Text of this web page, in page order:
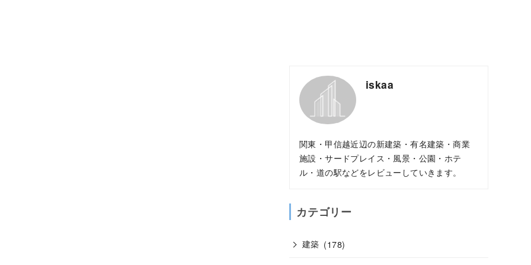
iskaa
関東・甲信越近辺の新建築・有名建築・商業
施設・サードプレイス・風景・公園・ホテ
ル・道の駅などをレビューしていきます。
カテゴリー
建築 (178)